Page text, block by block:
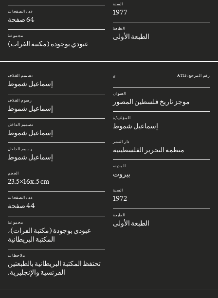
السنة
1977
الطبعة
الطبعة الأولى
عدد الصفحات
64 صفحة
مجموعة
عبودي بوجودة (مكتبة الفرات)
رقم المرجع: A115 #
العنوان
موجز تاريخ فلسطين المصور
المؤلف/ة
إسماعيل شموط
دار النشر
منظمة التحرير الفلسطينية
المدينة
بيروت
السنة
1972
الطبعة
الطبعة الأولى
تصميم الغلاف
إسماعيل شموط
رسوم الغلاف
إسماعيل شموط
تصميم الداخل
إسماعيل شموط
رسوم الداخل
إسماعيل شموط
الحجم
23.5x16x.5 cm
عدد الصفحات
44 صفحة
مجموعة
عبودي بوجودة (مكتبة الفرات)،
المكتبة البريطانية
ملاحظات
تحتفظ المكتبة البريطانية بالطبعتين
الفرنسية والإنجليزية.